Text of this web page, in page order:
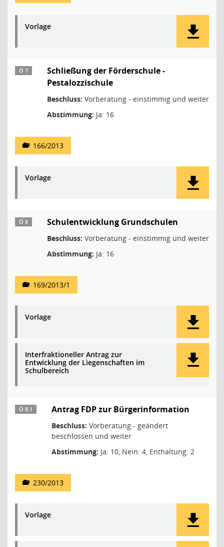
Vorlage
Ö 7
Schließung der Förderschule -
Pestalozzischule
Beschluss: Vorberatung - einstimmig und weiter
Abstimmung: Ja: 16
166/2013
Vorlage
Ö 8 Schulentwicklung Grundschulen
Beschluss: Vorberatung - einstimmig und weiter
Abstimmung: Ja: 16
169/2013/1
Vorlage
Interfraktioneller Antrag zur
Entwicklung der Liegenschaften im
Schulbereich
Ö 8.1 Antrag FDP zur Bürgerinformation
Beschluss: Vorberatung - geändert
beschlossen und weiter
Abstimmung: Ja: 10, Nein: 4, Enthaltung: 2
230/2013
Vorlage